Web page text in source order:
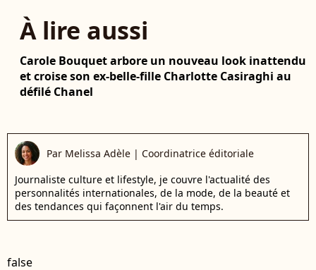
À lire aussi
Carole Bouquet arbore un nouveau look inattendu
et croise son ex-belle-fille Charlotte Casiraghi au
défilé Chanel
Par Melissa Adèle | Coordinatrice éditoriale
Journaliste culture et lifestyle, je couvre l'actualité des
personnalités internationales, de la mode, de la beauté et
des tendances qui façonnent l'air du temps.
false